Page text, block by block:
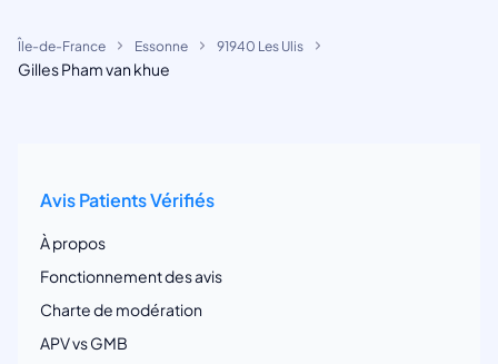
Île-de-France Essonne 91940 Les Ulis
Gilles Pham van khue
Avis Patients Vérifiés
À propos
Fonctionnement des avis
Charte de modération
APV vs GMB